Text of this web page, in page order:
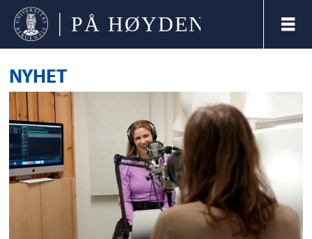
NYHET